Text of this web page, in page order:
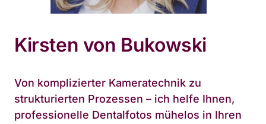
Kirsten von Bukowski
Von komplizierter Kameratechnik zu
strukturierten Prozessen – ich helfe Ihnen,
professionelle Dentalfotos mühelos in Ihren